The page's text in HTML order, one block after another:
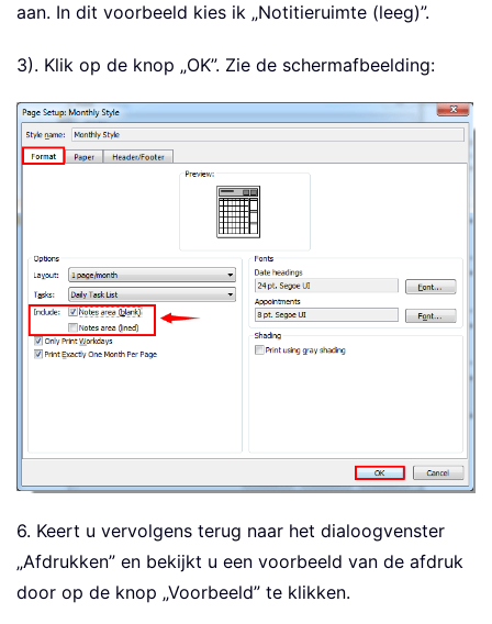
aan. In dit voorbeeld kies ik „Notitieruimte (leeg)”.
3). Klik op de knop „OK”. Zie de schermafbeelding:
6. Keert u vervolgens terug naar het dialoogvenster
„Afdrukken” en bekijkt u een voorbeeld van de afdruk
door op de knop „Voorbeeld” te klikken.